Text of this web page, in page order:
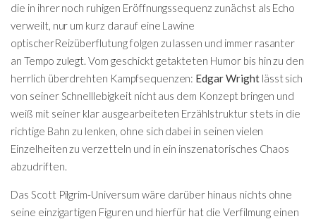
die in ihrer noch ruhigen Eröffnungssequenz zunächst als Echo
verweilt, nur um kurz darauf eine Lawine
optischerReizüberflutung folgen zu lassen und immer rasanter
an Tempo zulegt. Vom geschickt getakteten Humor bis hin zu den
herrlich überdrehten Kampfsequenzen: Edgar Wrightlässt sich
von seiner Schnelllebigkeit nicht aus dem Konzept bringen und
weiß mit seiner klar ausgearbeiteten Erzählstruktur stets in die
richtige Bahn zu lenken, ohne sich dabei in seinen vielen
Einzelheiten zu verzetteln und in ein inszenatorisches Chaos
abzudriften.
Das Scott Pilgrim-Universum wäre darüber hinaus nichts ohne
seine einzigartigen Figuren und hierfür hat die Verfilmung einen